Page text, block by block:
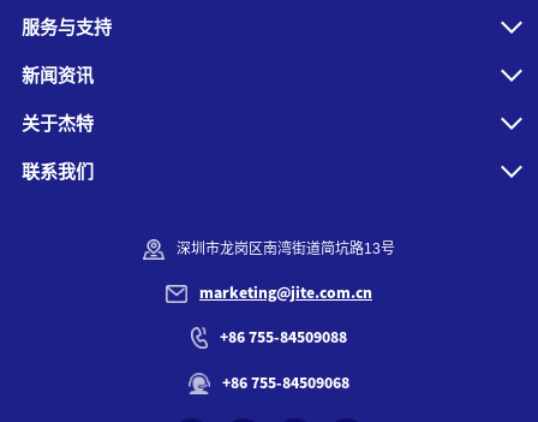
服务与支持
新闻资讯
关于杰特
联系我们
深圳市龙岗区南湾街道简坑路13号
marketing@jite.com.cn
+86 755-84509088
+86 755-84509068